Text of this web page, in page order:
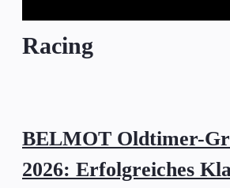
Racing
BELMOT Oldtimer-
2026: Erfolgreiches